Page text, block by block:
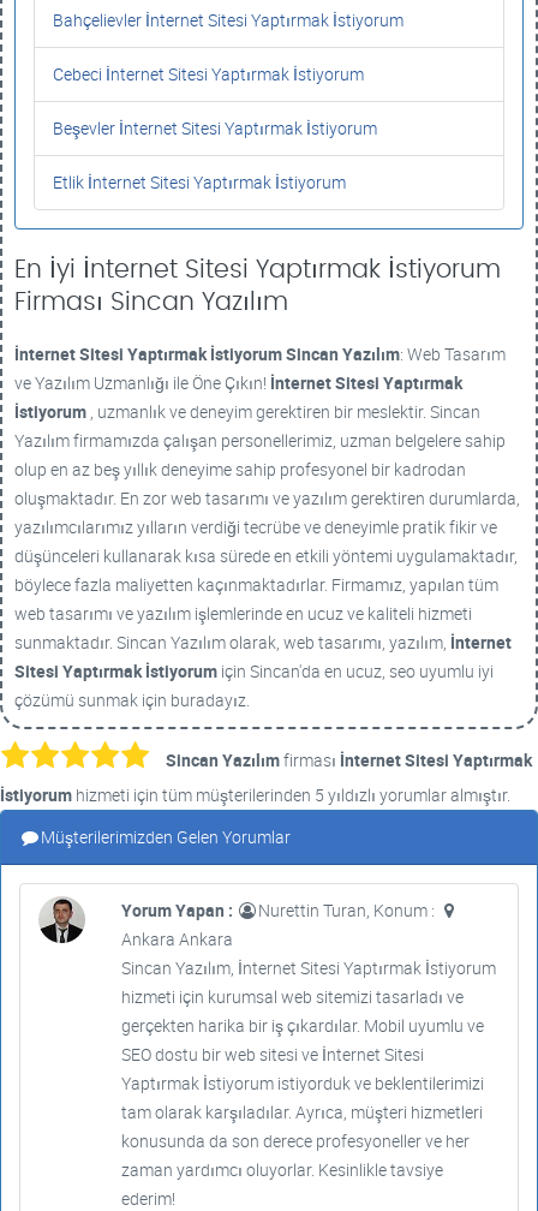
Bahçelievler İnternet Sitesi Yaptırmak İstiyorum
Cebeci İnternet Sitesi Yaptırmak İstiyorum
Beşevler İnternet Sitesi Yaptırmak İstiyorum
Etlik İnternet Sitesi Yaptırmak İstiyorum
En İyi İnternet Sitesi Yaptırmak İstiyorum
Firması Sincan Yazılım
İnternet Sitesi Yaptırmak İstiyorumSincan Yazılım: Web Tasarım
ve Yazılım Uzmanlığı ile Öne Çıkın! İnternet Sitesi Yaptırmak
İstiyorum , uzmanlık ve deneyim gerektiren bir meslektir. Sincan
Yazılım firmamızda çalışan personellerimiz, uzman belgelere sahip
olup en az beş yıllık deneyime sahip profesyonel bir kadrodan
oluşmaktadır. En zor web tasarımı ve yazılım gerektiren durumlarda,
yazılımcılarımız yılların verdiği tecrübe ve deneyimle pratik fikir ve
düşünceleri kullanarak kısa sürede en etkili yöntemi uygulamaktadır,
böylece fazla maliyetten kaçınmaktadırlar. Firmamız, yapılan tüm
web tasarımı ve yazılım işlemlerinde en ucuz ve kaliteli hizmeti
sunmaktadır. Sincan Yazılım olarak, web tasarımı, yazılım, İnternet
Sitesi Yaptırmak İstiyorum için Sincan'da en ucuz, seo uyumlu iyi
çözümü sunmak için buradayız.
Sincan Yazılımfirması İnternet Sitesi Yaptırmak
İstiyorum hizmeti için tüm müşterilerinden 5 yıldızlı yorumlar almıştır.
Müşterilerimizden Gelen Yorumlar
Yorum Yapan :
Nurettin Turan, Konum :
Ankara Ankara
Sincan Yazılım, İnternet Sitesi Yaptırmak İstiyorum
hizmeti için kurumsal web sitemizi tasarladı ve
gerçekten harika bir iş çıkardılar. Mobil uyumlu ve
SEO dostu bir web sitesi ve İnternet Sitesi
Yaptırmak İstiyorum istiyorduk ve beklentilerimizi
tam olarak karşıladılar. Ayrıca, müşteri hizmetleri
konusunda da son derece profesyoneller ve her
zaman yardımcı oluyorlar. Kesinlikle tavsiye
ederim!